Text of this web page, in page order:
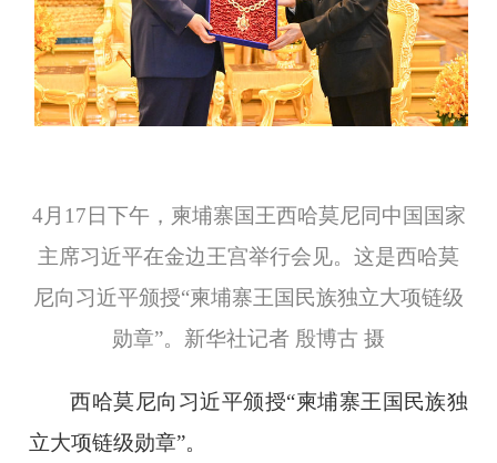
4月17日下午，柬埔寨国王西哈莫尼同中国国家
主席习近平在金边王宫举行会见。这是西哈莫
尼向习近平颁授“柬埔寨王国民族独立大项链级
勋章”。新华社记者 殷博古 摄
西哈莫尼向习近平颁授“柬埔寨王国民族独
立大项链级勋章”。